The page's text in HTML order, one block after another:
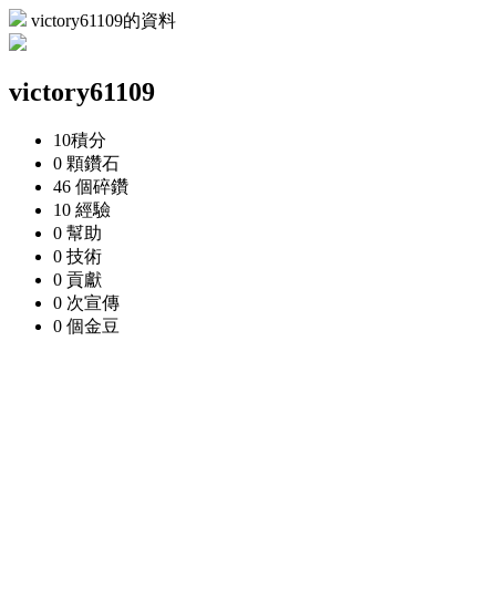
victory61109的資料
victory61109
10積分
0 顆鑽石
46 個碎鑽
10 經驗
0 幫助
0 技術
0 貢獻
0 次宣傳
0 個金豆